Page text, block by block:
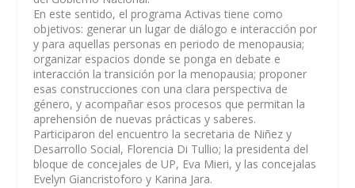
En este sentido, el programa Activas tiene como
objetivos: generar un lugar de diálogo e interacción por
y para aquellas personas en periodo de menopausia;
organizar espacios donde se ponga en debate e
interacción la transición por la menopausia; proponer
esas construcciones con una clara perspectiva de
género, y acompañar esos procesos que permitan la
aprehensión de nuevas prácticas y saberes.
Participaron del encuentro la secretaria de Niñez y
Desarrollo Social, Florencia Di Tullio; la presidenta del
bloque de concejales de UP, Eva Mieri, y las concejalas
Evelyn Giancristoforo y Karina Jara.